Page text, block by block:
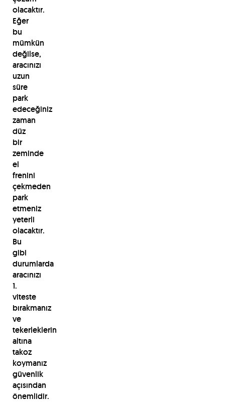
olacaktır.
Eğer
bu
mümkün
değilse,
aracınızı
uzun
süre
park
edeceğiniz
zaman
düz
bir
zeminde
el
frenini
çekmeden
park
etmeniz
yeterli
olacaktır.
Bu
gibi
durumlarda
aracınızı
1.
viteste
bırakmanız
ve
tekerleklerin
altına
takoz
koymanız
güvenlik
açısından
önemlidir.